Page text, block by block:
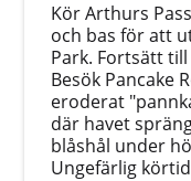
Kör Arthurs
och bas för att
Park. Fortsätt
Besök Pancake
eroderat
där havet
blåshål under
Ungefärlig